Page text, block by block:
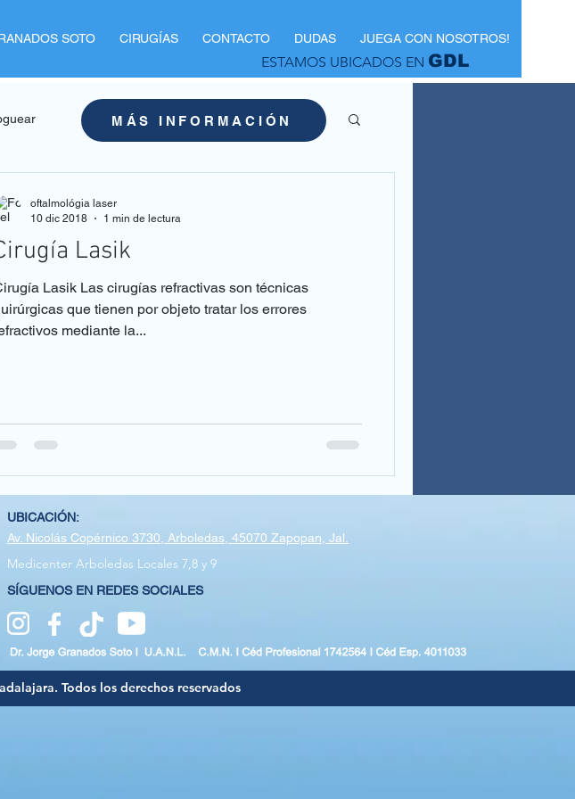
SOTO CIRUGÍAS CONTACTO DUDAS JUEGA CON NOSOTROS!
ESTAMOS UBICADOS EN GDL
Lasik
Lasik Las cirugías refractivas son técnicas
que tienen por objeto tratar los errores
mediante la...
oftalmológia laser
10 dic 2018
1 min de lectura
MÁS INFORMACIÓN
UBICACIÓN:
Av. Nicolás Copérnico 3730, Arboledas, 45070 Zapopan, Jal.
Medicenter Arboledas Locales 7,8 y 9
SÍGUENOS EN REDES SOCIALES
Todos los derechos reservados